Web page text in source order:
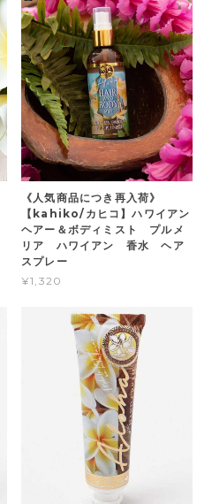
《人気商品につき再入荷》
【kahiko/カヒコ】ハワイアン
ヘアー＆ボディミスト プルメ
リア ハワイアン 香水 ヘア
スプレー
¥1,320